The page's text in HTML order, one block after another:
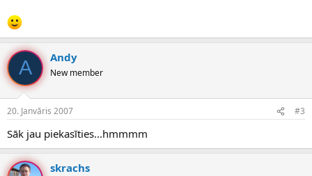
A Andy
New member
20. Janvāris 2007 #3
Sāk jau piekasīties...hmmmm
skrachs